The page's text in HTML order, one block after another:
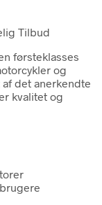
Tilbud
førsteklasses
og
det anerkendte
kvalitet og